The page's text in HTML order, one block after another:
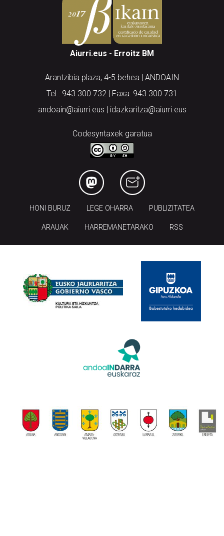
Aiurri.eus - Erroitz BM
Arantzibia plaza, 4-5 behea | ANDOAIN
Tel.: 943 300 732 | Faxa: 943 300 731
andoain@aiurri.eus | idazkaritza@aiurri.eus
Codesyntaxek garatua
HONI BURUZ LEGE OHARRA PUBLIZITATEA
ARAUAK HARREMANETARAKO RSS